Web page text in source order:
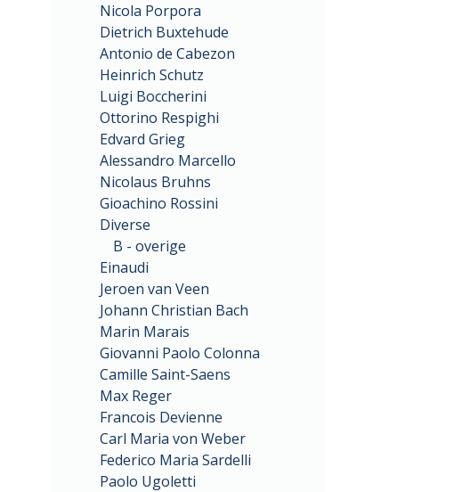
Nicola Porpora
Dietrich Buxtehude
Antonio de Cabezon
Heinrich Schutz
Luigi Boccherini
Ottorino Respighi
Edvard Grieg
Alessandro Marcello
Nicolaus Bruhns
Gioachino Rossini
Diverse
B - overige
Einaudi
Jeroen van Veen
Johann Christian Bach
Marin Marais
Giovanni Paolo Colonna
Camille Saint-Saens
Max Reger
Francois Devienne
Carl Maria von Weber
Federico Maria Sardelli
Paolo Ugoletti